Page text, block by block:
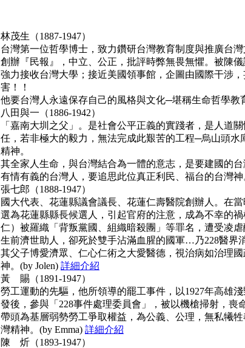
林茂生（1887-1947）
台灣第一位哲學博士，致力鑽研台灣教育制度與推廣台
創辦『民報』，中立、公正，批評時弊無畏無懼。被陳
強力接收台灣大學；接近美國領事館，企圖由國際干涉
害！！
他要台灣人永遠保存自己的風格與文化─堪稱生命哲學教
八田與一（1886-1942）
「嘉南大圳之父」。是社會公平正義的實踐者，是人道
任，若非極大的毅力，無法完成此艱苦的工程─烏山頭水
精神。
其全家人生命，與台灣結合為一體的意志，是要建國的台
有情有義的台灣人，要追思此位真正利民、福台的台灣神
張七郎（1888-1947）
國大代表、花蓮縣議會議長、花蓮仁壽醫院創辦人。在
選為花蓮縣縣長候選人，引起官府的注意，成為不幸的
仁）被羅織「背叛黨國、組織暗殺團」等罪名，遭受凌
生前濟世助人，卻死於雙手沾滿血腥的國軍…乃228醫界
其父子博愛濟眾、仁心仁術之大愛醫德，視治病如治理
神。(by Jolen) 詳細介紹
黃 賜（1891-1947）
勞工運動的先驅，他所領導的罷工事件，以1927年高雄
發後，參與「228事件處理委員會」，被以機槍掃射，喪
帶頭為基層弱勢勞工爭取權益，為公義、公理，無私犧
灣精神。(by Emma) 詳細介紹
陳 炘（1893-1947）